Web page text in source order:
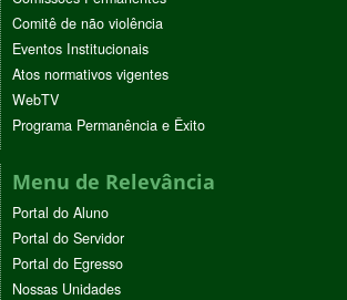
Comitê de não violência
Eventos Institucionais
Atos normativos vigentes
WebTV
Programa Permanência e Êxito
Menu de Relevância
Portal do Aluno
Portal do Servidor
Portal do Egresso
Nossas Unidades